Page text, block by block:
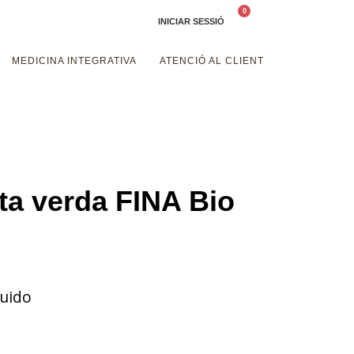
INICIAR SESSIÓ
MEDICINA INTEGRATIVA ATENCIÓ AL CLIENT
verda FINA Bio